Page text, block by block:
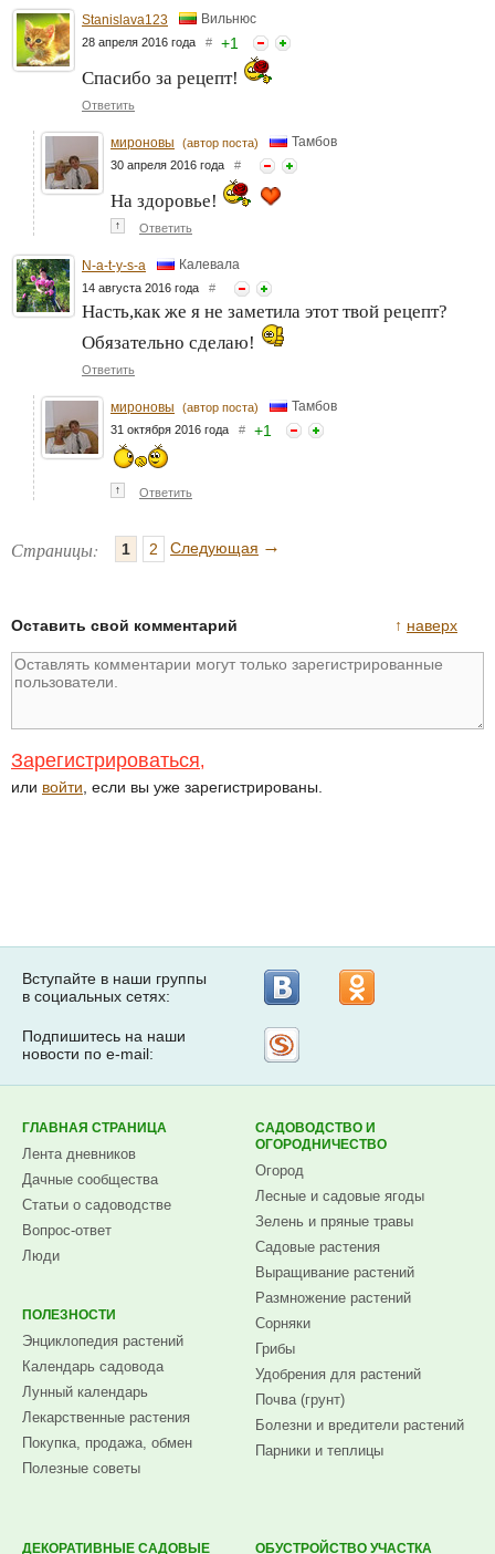
Stanislava123 Вильнюс
28 апреля 2016 года # +1
Спасибо за рецепт!
Ответить
мироновы (автор поста) Тамбов
30 апреля 2016 года #
На здоровье!
↑ Ответить
N-a-t-y-s-a Калевала
14 августа 2016 года #
Насть,как же я не заметила этот твой рецепт?
Обязательно сделаю!
Ответить
мироновы (автор поста) Тамбов
31 октября 2016 года # +1
↑ Ответить
Страницы: 1 2 Следующая →
↑ наверх
Оставить свой комментарий
Зарегистрироваться,
или войти, если вы уже зарегистрированы.
Вступайте в наши группы
в социальных сетях:
Подпишитесь на наши
новости по e-mail:
ГЛАВНАЯ СТРАНИЦА
Лента дневников
Дачные сообщества
Статьи о садоводстве
Вопрос-ответ
Люди
ПОЛЕЗНОСТИ
Энциклопедия растений
Календарь садовода
Лунный календарь
Лекарственные растения
Покупка, продажа, обмен
Полезные советы
САДОВОДСТВО И
ОГОРОДНИЧЕСТВО
Огород
Лесные и садовые ягоды
Зелень и пряные травы
Садовые растения
Выращивание растений
Размножение растений
Сорняки
Грибы
Удобрения для растений
Почва (грунт)
Болезни и вредители растений
Парники и теплицы
ДЕКОРАТИВНЫЕ САДОВЫЕ
ОБУСТРОЙСТВО УЧАСТКА